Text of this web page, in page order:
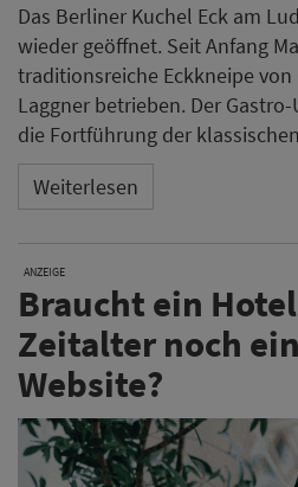
Das Berliner Kuchel Eck am
wieder geöffnet. Seit Anfang
traditionsreiche Eckkneipe
Laggner betrieben. Der
die Fortführung der
Weiterlesen
ANZEIGE
Braucht ein
Zeitalter noch
Website?